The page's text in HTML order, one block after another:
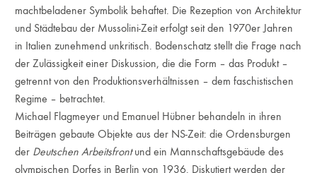
machtbeladener Symbolik behaftet. Die Rezeption von Architektur
und Städtebau der Mussolini-Zeit erfolgt seit den 1970er Jahren
in Italien zunehmend unkritisch. Bodenschatz stellt die Frage nach
der Zulässigkeit einer Diskussion, die die Form – das Produkt –
getrennt von den Produktionsverhältnissen – dem faschistischen
Regime – betrachtet.
Michael Flagmeyer und Emanuel Hübner behandeln in ihren
Beiträgen gebaute Objekte aus der NS-Zeit: die Ordensburgen
der Deutschen Arbeitsfrontund ein Mannschaftsgebäude des
olympischen Dorfes in Berlin von 1936. Diskutiert werden der